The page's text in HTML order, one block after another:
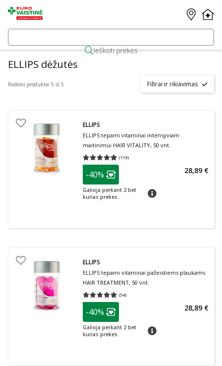
Ieškoti prekės
ELLIPS dėžutės
Rodomi produktai 5 iš 5 Filtrai ir rikiavimas
ELLIPS
ELLIPS tepami vitaminai intensyviam
maitinimui HAIR VITALITY, 50 vnt.
(119)
Vidutinis įvertinimas 4.92
patarimas
Lojalumo klubo narių nuolaida
-40%
Galioja perkant 2 bet
kurias prekes.
patarimas
28,89 €
ELLIPS
ELLIPS tepami vitaminai pažeistiems plaukams
HAIR TREATMENT, 50 vnt.
(54)
Vidutinis įvertinimas 4.94
patarimas
Lojalumo klubo narių nuolaida
-40%
Galioja perkant 2 bet
kurias prekes.
patarimas
28,89 €